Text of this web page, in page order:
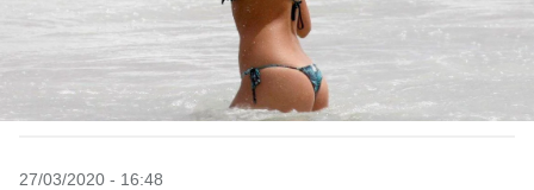
27/03/2020 - 16:48